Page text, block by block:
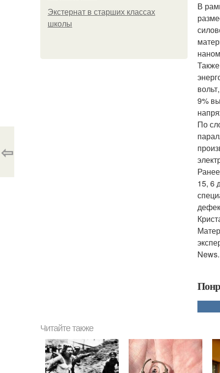
Экстернат в старших классах
школы
В
9%
По
15, 6
⇦
Читайте также